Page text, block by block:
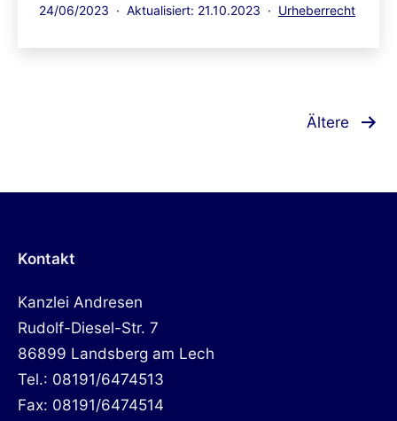
Veröffentlicht
24/06/2023 Aktualisiert: 21.10.2023
Kategorisiert
Urheberrecht
Ältere
Kontakt
Kanzlei Andresen
Rudolf-Diesel-Str. 7
86899 Landsberg am Lech
Tel.: 08191/6474513
Fax: 08191/6474514